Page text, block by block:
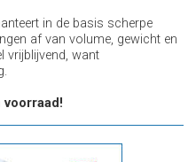
in de basis scherpe
af van volume, gewicht en
vrijblijvend, want
voorraad!